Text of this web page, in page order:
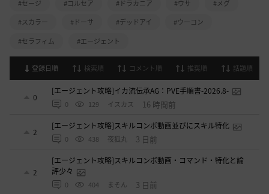
#セージ
#コルセア #ドラカニア #ウサ
#メグ
#スカラー
#ドーサ #デッドアイ
#ウーコン
#セラフィム
#エージェント
登録日順 検索順 コメント順 推奨順 話題順
0
[エージェント攻略]イカ流伝承AG：PVE手順書-2026.8-
0 129 イスカス 16 時間前
2
[エージェント攻略]スキルコンボ動画並びにスキル特化
0 438 夜狐丸 3 日前
2
[エージェント攻略]スキルコンボ動画・コマンド・特化と論
評少々
0 404 まそん 3 日前